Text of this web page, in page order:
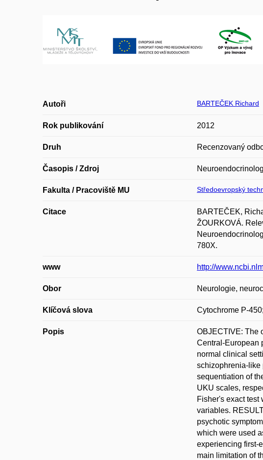
Autoři BARTEČEK Richard
Rok publikování 2012
Druh Recenzovaný
Časopis / Zdroj
Fakulta / Pracoviště MU Středoevropský
Citace
BARTEČEK,
ŽOURKOVÁ.
780X.
www http://
Obor Neurologie,
Klíčová slova Cytochrome P-
Popis
OBJECTIVE: The
Central-European
normal clinical
schizophrenia-like
sequentiation of
UKU scales,
Fisher's exact test
variables.
psychotic
which were used
experiencing first-
main limitation of